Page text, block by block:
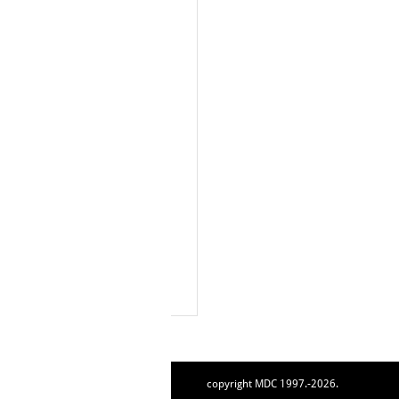
copyright MDC 1997.-2026.